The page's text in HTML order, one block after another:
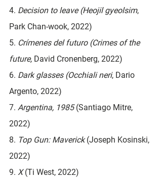
4. Decision to leave (Heojil gyeolsim,
Park Chan-wook, 2022)
5. Crímenes del futuro (Crimes of the
future, David Cronenberg, 2022)
6. Dark glasses (Occhiali neri, Dario
Argento, 2022)
7. Argentina, 1985 (Santiago Mitre,
2022)
8. Top Gun: Maverick (Joseph Kosinski,
2022)
9. X (Ti West, 2022)